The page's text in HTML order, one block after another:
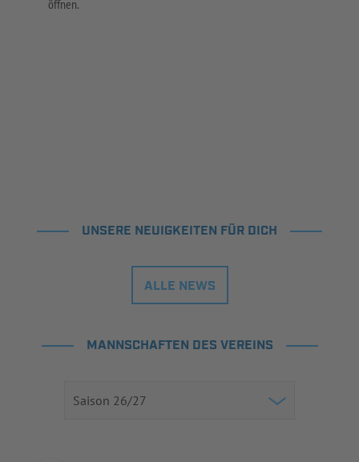
öffnen.
UNSERE NEUIGKEITEN FÜR DICH
ALLE NEWS
MANNSCHAFTEN DES VEREINS